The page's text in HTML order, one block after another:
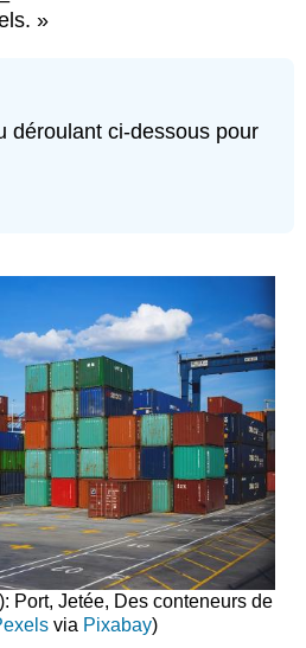
»
déroulant ci-dessous pour
Port, Jetée, Des conteneurs de
via Pixabay)